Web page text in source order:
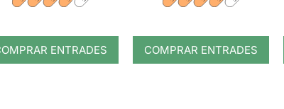
ENTRADES COMPRAR ENTRADES